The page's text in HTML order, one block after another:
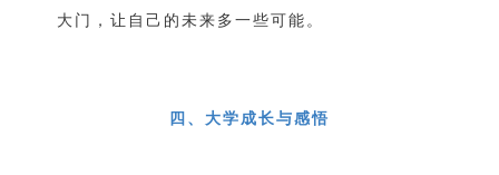
大门，让自己的未来多一些可能。
四、大学成长与感悟